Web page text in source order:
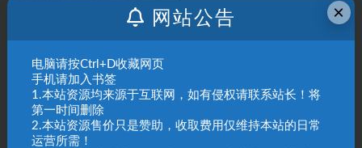
改版
改版
66三国群英传7大地图原版
V1.22
44 9.9
×
网站公告
电脑请按Ctrl+D收藏网页
手机请加入书签
1.本站资源均来源于互联网，如有侵权请联系站长！将
第一时间删除
2.本站资源售价只是赞助，收取费用仅维持本站的日常
运营所需！